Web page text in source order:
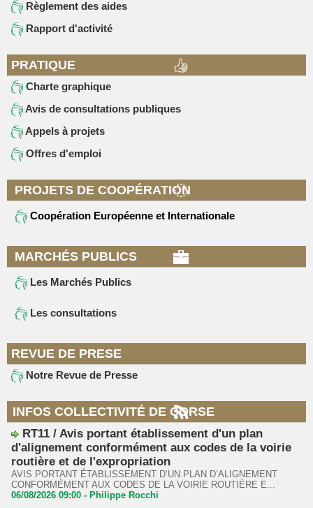
Règlement des aides
Rapport d'activité
PRATIQUE
Charte graphique
Avis de consultations publiques
Appels à projets
Offres d'emploi
PROJETS DE COOPÉRATION
Coopération Européenne et Internationale
MARCHÉS PUBLICS
Les Marchés Publics
Les consultations
REVUE DE PRESE
Notre Revue de Presse
INFOS COLLECTIVITÉ DE CORSE
RT11 / Avis portant établissement d'un plan
d'alignement conformément aux codes de la voirie
routière et de l'expropriation
AVIS PORTANT ÉTABLISSEMENT D’UN PLAN D’ALIGNEMENT
CONFORMÉMENT AUX CODES DE LA VOIRIE ROUTIÈRE E...
06/08/2026 09:00 - Philippe Rocchi